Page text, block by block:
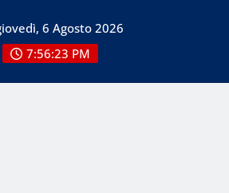
6 Agosto 2026
7:56:25 PM